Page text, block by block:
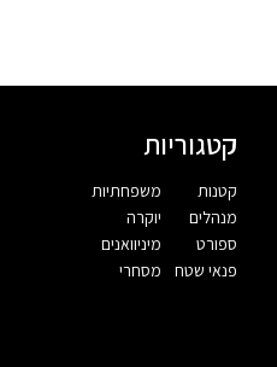
קטגוריות
קטנות
מנהלים
ספורט
פנאי שטח
משפחתיות
יוקרה
מיניוואנים
מסחרי